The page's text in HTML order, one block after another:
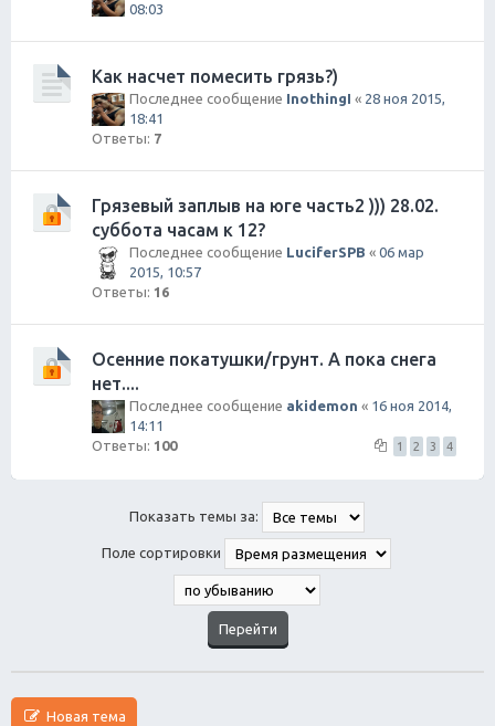
08:03
Как насчет помесить грязь?)
Последнее сообщение InothingI « 28 ноя 2015,
18:41
Ответы: 7
Грязевый заплыв на юге часть2 ))) 28.02.
суббота часам к 12?
Последнее сообщение LuciferSPB « 06 мар
2015, 10:57
Ответы: 16
Осенние покатушки/грунт. А пока снега
нет....
Последнее сообщение akidemon « 16 ноя 2014,
14:11
Ответы: 100 1 2 3 4
Показать темы за:
Поле сортировки
Новая тема